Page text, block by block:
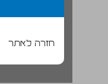
חזרה לאתר